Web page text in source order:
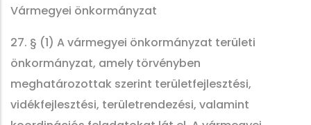
Vármegyei önkormányzat
27. § (1) A vármegyei önkormányzat területi
önkormányzat, amely törvényben
meghatározottak szerint területfejlesztési,
vidékfejlesztési, területrendezési, valamint